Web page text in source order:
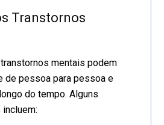
Transtornos
mentais podem
de pessoa para pessoa e
do tempo. Alguns